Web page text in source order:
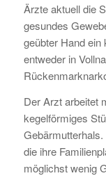
Ärzte aktuell die
gesundes
geübter Hand ein
entweder in
Der Arzt arbeitet
kegelförmiges
die ihre
möglichst wenig